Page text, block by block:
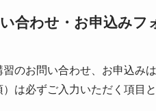
合わせ・お申込みフ
のお問い合わせ、お申込み
）は必ずご入力いただく項目